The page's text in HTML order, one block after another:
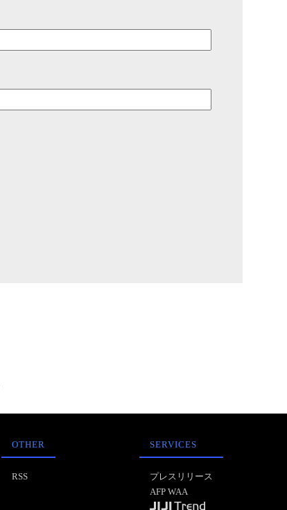
OTHER
RSS
SERVICES
プレスリリース
AFP WAA